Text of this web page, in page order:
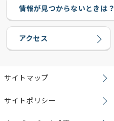
情報が見つからないときは？
アクセス
サイトマップ
サイトポリシー